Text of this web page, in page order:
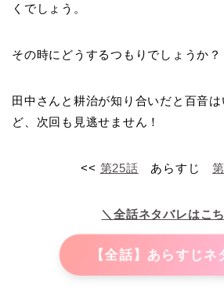
くでしょう。
その時にどうするつもりでしょうか？
田中さんと耕治が知り合いだと百音
ど、次回も見逃せません！
<< 第25話 あらすじ
＼全話ネタバレはこ
【全話】あらすじネ